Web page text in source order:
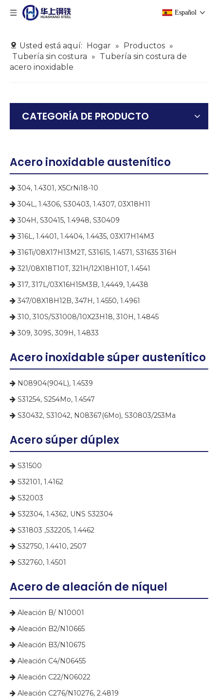
Español
Usted está aquí: Hogar » Productos »
Tubería sin costura » Tubería sin costura de
acero inoxidable
CATEGORÍA DE PRODUCTO
Acero inoxidable austenítico
 304, 1.4301, X5CrNi18-10
 304L, 1.4306, S30403, 1.4307, 03X18H11
 304H, S30415, 1.4948, S30409
 316L, 1.4401, 1.4404, 1.4435, 03X17H14M3
 316Ti/08X17H13M2T, S31615, 1.4571, S31635 316H
 321/08X18T10T, 321H/12X18H10T, 1.4541
 317, 317L/03X16H15M3B, 1,4449, 1,4438
 347/08X18H12B, 347H, 1.4550, 1.4961
 310, 310S/S31008/10X23H18, 310H, 1.4845
 309, 309S, 309H, 1.4833
Acero inoxidable súper austenítico
 N08904(904L), 1.4539
 S31254, S254Mo, 1.4547
 S30432, S31042, N08367(6Mo), S30803/253Ma
Acero súper dúplex
 S31500
 S32101, 1.4162
 S32003
 S32304, 1.4362, UNS S32304
 S31803 ,S32205, 1.4462
 S32750, 1.4410, 2507
 S32760, 1.4501
Acero de aleación de níquel
 Aleación B/ N10001
 Aleación B2/N10665
 Aleación B3/N10675
 Aleación C4/N06455
 Aleación C22/N06022
 Aleación C276/N10276, 2.4819